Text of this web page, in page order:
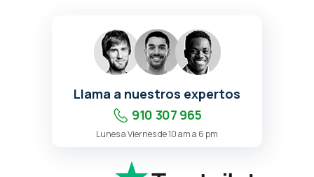
Llama a nuestros expertos
910 307 965
Lunes a Viernes de 10 am a 6 pm